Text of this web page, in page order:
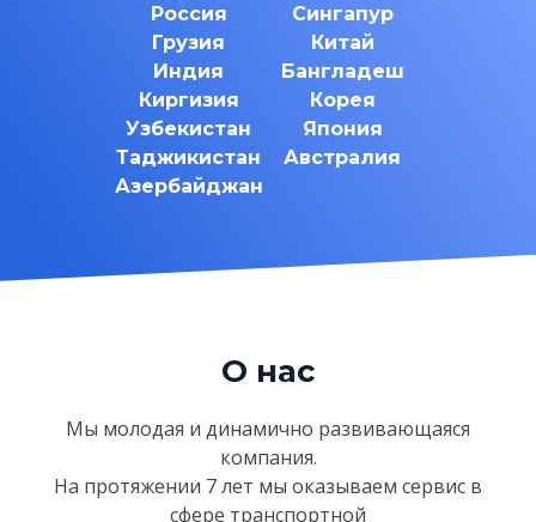
Россия
Грузия
Индия
Киргизия
Узбекистан
Таджикистан
Азербайджан
Сингапур
Китай
Бангладеш
Корея
Япония
Австралия
О нас
Мы молодая и динамично развивающаяся
компания.
На протяжении 7 лет мы оказываем сервис в
сфере транспортной